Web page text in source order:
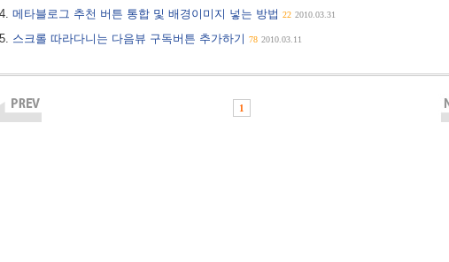
메타블로그 추천 버튼 통합 및 배경이미지 넣는 방법 22 2010.03.31
스크롤 따라다니는 다음뷰 구독버튼 추가하기 78 2010.03.11
1